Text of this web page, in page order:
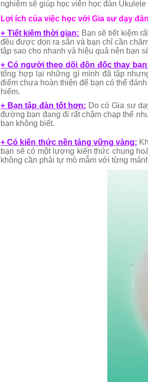
nghiệm sẽ giúp học viên học đàn
Lợi ích của việc học với Gia sư dạy
+ Tiết kiệm thời gian: Bạn sẽ tiết kiệm
đều được dọn ra sẵn và bạn chỉ cần
tập sao cho nhanh và hiệu quả nên bạn
+ Có người theo dõi đôn đốc thay
tổng hợp lại những gì mình đã tập
điểm chưa hoàn thiện để bạn có thể
hiểm.
+ Bạn tập đàn tốt hơn: Do có Gia sư
đường bạn đang đi rất chậm chạp thế
bạn không biết.
+ Có kiến thức nền tảng vững vàng:
bạn sẽ có một lượng kiến thức chung
không cần phải tự mò mẫm với từng